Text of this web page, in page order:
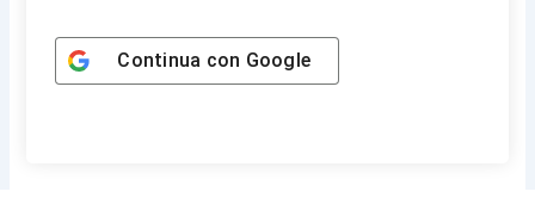
Continua con Google